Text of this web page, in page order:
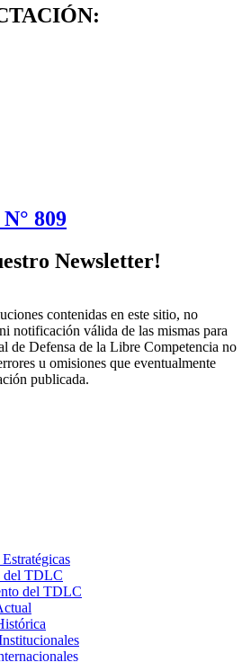
809
Newsletter!
contenidas en este sitio, no
notificación válida de las mismas para
de Defensa de la Libre Competencia no
u omisiones que eventualmente
publicada.
del TDLC
del TDLC